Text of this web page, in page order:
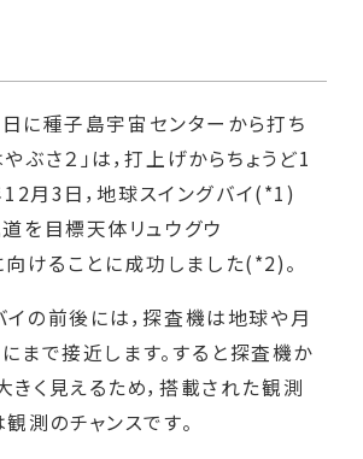
に種子島宇宙センターから打ち
ぶさ２」は，打上げからちょうど1
月3日，地球スイングバイ(*1)
を目標天体リュウグウ
向けることに成功しました(*2)。
イの前後には，探査機は地球や月
まで接近します。すると探査機か
きく見えるため，搭載された観測
測のチャンスです。